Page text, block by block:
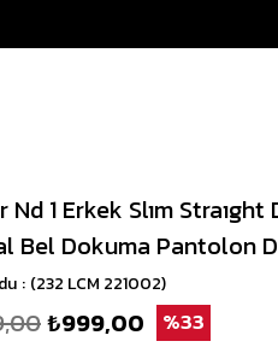
Nd 1 Erkek Slım Straıght
Bel Dokuma Pantolon
(232 LCM 221002)
₺999,00 33